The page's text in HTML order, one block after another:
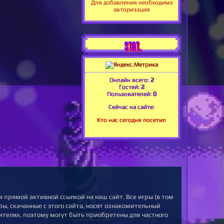
Для добавления необходима
авторизация
STAT.
Онлайн всего: 2
Гостей: 2
Пользователей: 0
Сейчас на сайте:
Кто нас сегодня посетил
активной ссылкой на наш сайт. Все игры (в том
скачанные с этого сайта, носят ознакомительный
поэтому могут быть приобретены для частного